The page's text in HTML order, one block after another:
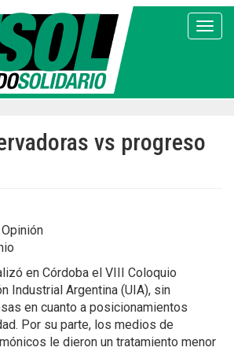
vs progreso
en Córdoba el VIII Coloquio
Industrial Argentina (UIA), sin
en cuanto a posicionamientos
Por su parte, los medios de
le dieron un tratamiento menor